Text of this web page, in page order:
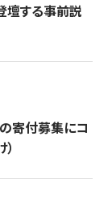
壇する事前説
寄付募集にコ